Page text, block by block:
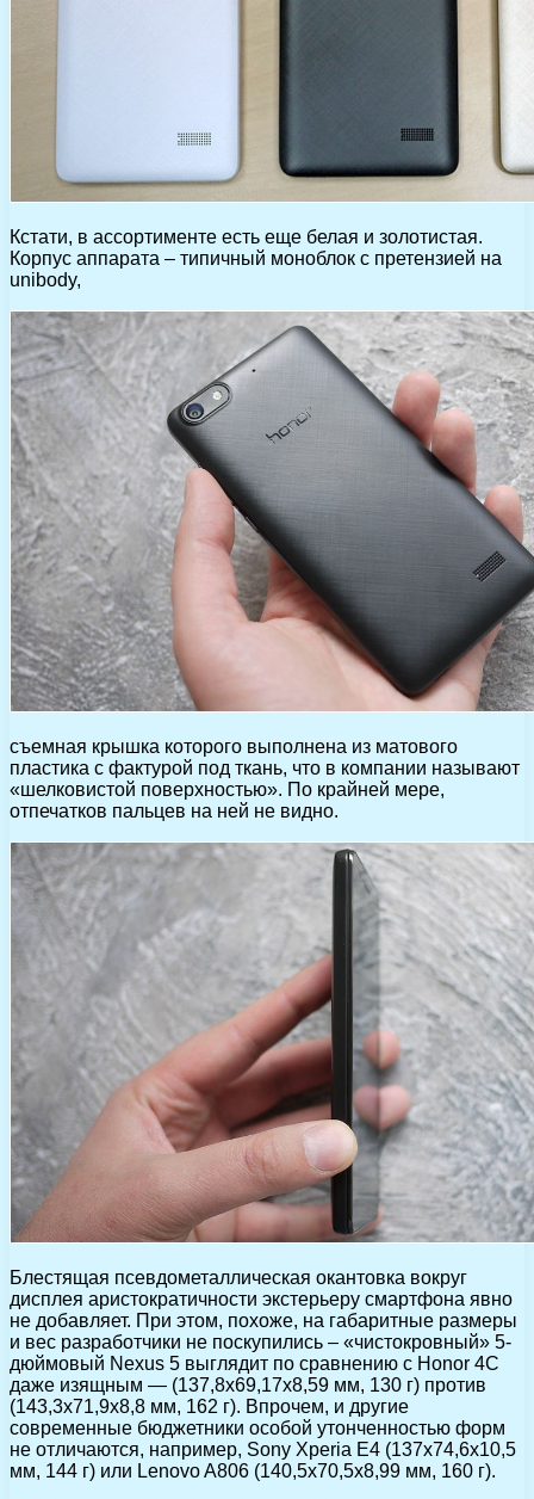
Кстати, в ассортименте есть еще белая и золотистая.
Корпус аппарата – типичный моноблок с претензией на
unibody,
съемная крышка которого выполнена из матового
пластика с фактурой под ткань, что в компании называют
«шелковистой поверхностью». По крайней мере,
отпечатков пальцев на ней не видно.
Блестящая псевдометаллическая окантовка вокруг
дисплея аристократичности экстерьеру смартфона явно
не добавляет. При этом, похоже, на габаритные размеры
и вес разработчики не поскупились – «чистокровный» 5-
дюймовый Nexus 5 выглядит по сравнению с Honor 4C
даже изящным — (137,8х69,17х8,59 мм, 130 г) против
(143,3х71,9х8,8 мм, 162 г). Впрочем, и другие
современные бюджетники особой утонченностью форм
не отличаются, например, Sony Xperia E4 (137х74,6х10,5
мм, 144 г) или Lenovo A806 (140,5х70,5х8,99 мм, 160 г).